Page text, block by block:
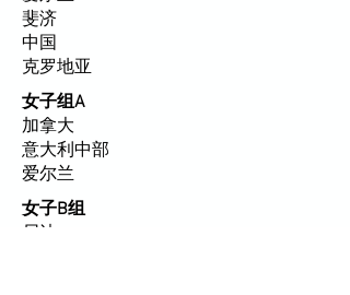
斐济
中国
克罗地亚
女子组A
加拿大
意大利中部
爱尔兰
女子B组
尼法